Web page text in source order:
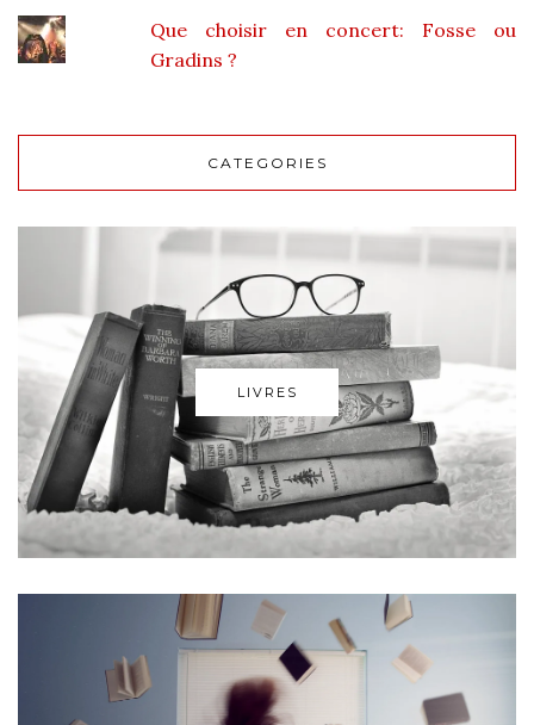
Que choisir en concert: Fosse ou
Gradins ?
CATEGORIES
LIVRES